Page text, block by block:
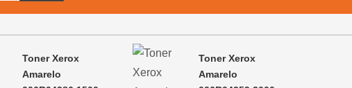
Toner Xerox
Amarelo
Toner Xerox
Amarelo